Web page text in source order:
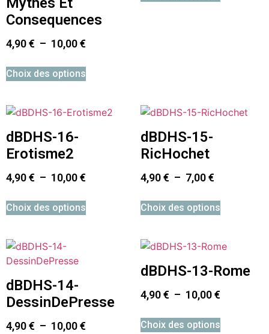
Consequences
4,90€ – 10,00€
Choix des options
dBDHS-16-
Erotisme2
4,90€ – 10,00€
Choix des options
dBDHS-15-
RicHochet
4,90€ – 7,00€
Choix des options
dBDHS-14-
DessinDePresse
4,90€ – 10,00€
dBDHS-13-Rome
4,90€ – 10,00€
Choix des options